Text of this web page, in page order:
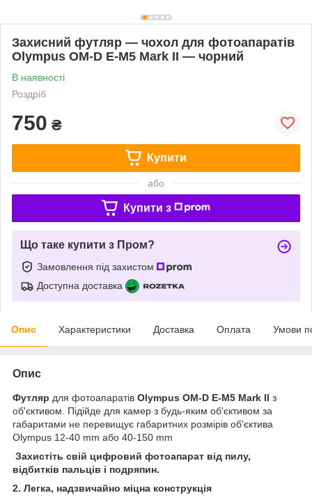
Захисний футляр — чохол для фотоапаратів
Olympus OM-D E-M5 Mark II — чорний
В наявності
Роздріб
750 ₴
Купити
або
Купити з
Що таке купити з Пром?
Замовлення під захистом
Доступна доставка
Опис Характеристики Доставка Оплата Умови
Опис
Футляр для фотоапаратів Olympus OM-D E-M5 Mark II з
об'єктивом . Підійде для камер з будь-яким об'єктивом за
габаритами не перевищує габаритних розмірів об'єктива
Olympus 12-40 mm або 40-150 mm
Захистіть свій цифровий фотоапарат від пилу,
відбитків пальців і подряпин.
2. Легка, надзвичайно міцна конструкція